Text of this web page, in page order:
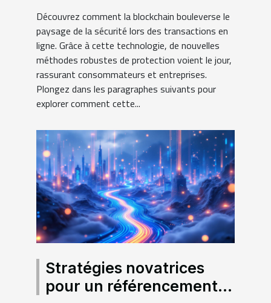
Découvrez comment la blockchain bouleverse le
paysage de la sécurité lors des transactions en
ligne. Grâce à cette technologie, de nouvelles
méthodes robustes de protection voient le jour,
rassurant consommateurs et entreprises.
Plongez dans les paragraphes suivants pour
explorer comment cette...
Stratégies novatrices
pour un référencement